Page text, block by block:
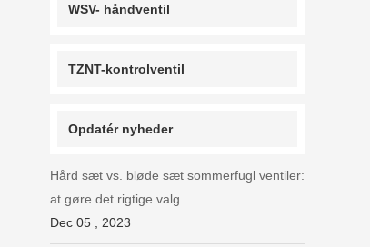
WSV- håndventil
TZNT-kontrolventil
Opdatér nyheder
Hård sæt vs. bløde sæt sommerfugl ventiler:
at gøre det rigtige valg
Dec 05 , 2023